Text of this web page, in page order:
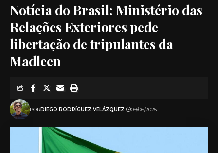
Notícia do Brasil: Ministério das
Relações Exteriores pede
libertação de tripulantes da
Madleen
PORDIEGO RODRÍGUEZ VELÁZQUEZ 09/06/2025